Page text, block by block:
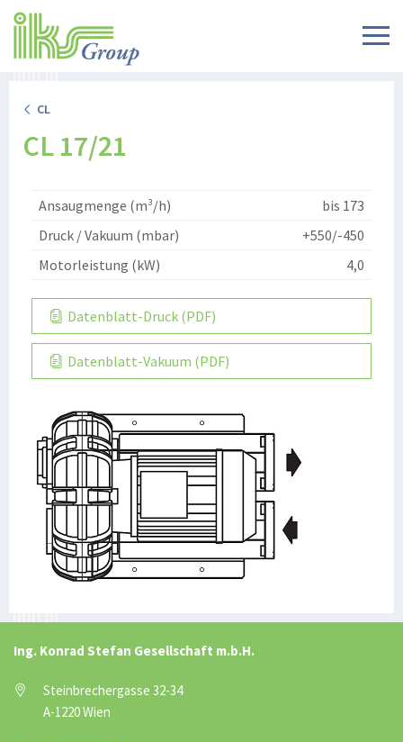
CL
CL 17/21
Ansaugmenge (m³/h)
bis 173
Druck / Vakuum (mbar)
+550/-450
Motorleistung (kW)
4,0
Datenblatt-Druck (PDF)
Datenblatt-Vakuum (PDF)
Ing. Konrad Stefan Gesellschaft m.b.H.
Steinbrechergasse 32-34
A-1220 Wien